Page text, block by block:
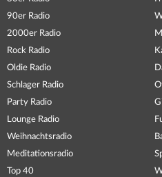
90er Radio
2000er Radio
Rock Radio
Oldie Radio
Schlager Radio
Party Radio
Lounge Radio
Weihnachtsradio
Meditationsradio
Top 40